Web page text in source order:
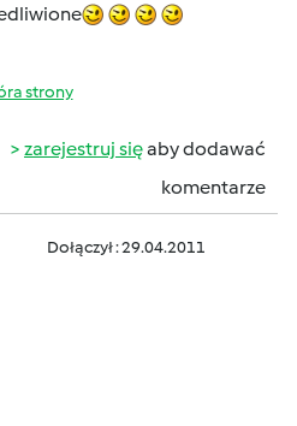
strony
zarejestruj sięaby dodawać
komentarze
Dołączył : 29.04.2011